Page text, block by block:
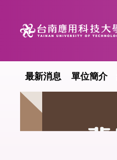
最新消息 單位簡介